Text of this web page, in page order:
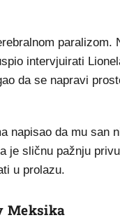
paralizom.
intervjuirati
da se napravi
napisao da mu san
je sličnu pažnju
u prolazu.
Meksika